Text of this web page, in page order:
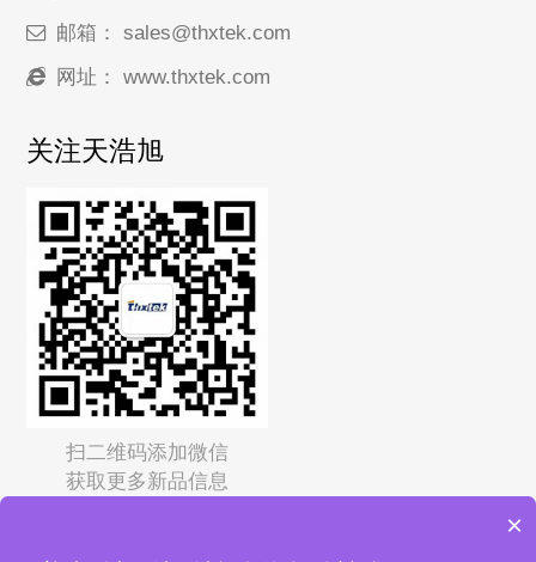
邮箱： sales@thxtek.com
网址： www.thxtek.com
关注天浩旭
扫二维码添加微信
获取更多新品信息
×